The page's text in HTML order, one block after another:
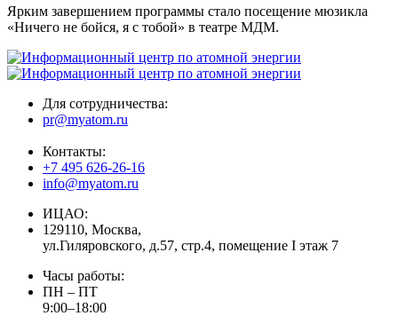
Ярким завершением программы стало посещение мюзикла
«Ничего не бойся, я с тобой» в театре МДМ.
Для сотрудничества:
pr@myatom.ru
Контакты:
+7 495 626-26-16
info@myatom.ru
ИЦАО:
129110, Москва,
ул.Гиляровского, д.57, стр.4, помещение I этаж 7
Часы работы:
ПН – ПТ
9:00–18:00